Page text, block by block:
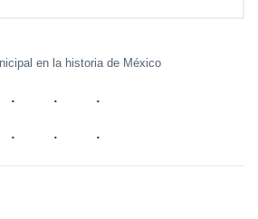
en la historia de México